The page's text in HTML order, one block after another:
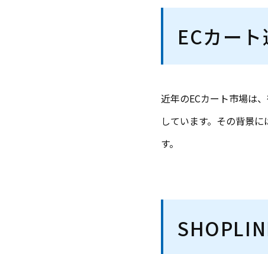
ECカー
近年のECカート市場は
しています。その背景に
す。